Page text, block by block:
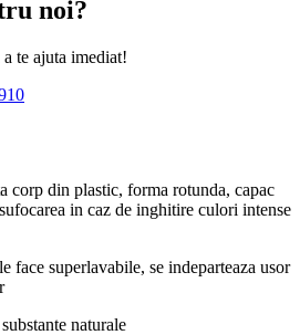
noi?
te ajuta imediat!
corp din plastic, forma rotunda, capac
in caz de inghitire culori intense
face superlavabile, se indeparteaza usor
naturale